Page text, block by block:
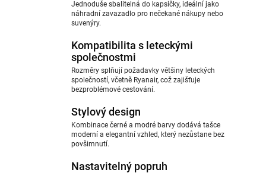
Jednoduše sbalitelná do kapsičky, ideální jako
náhradní zavazadlo pro nečekané nákupy nebo
suvenýry.
Kompatibilita s leteckými
společnostmi
Rozměry splňují požadavky většiny leteckých
společností, včetně Ryanair, což zajišťuje
bezproblémové cestování.
Stylový design
Kombinace černé a modré barvy dodává tašce
moderní a elegantní vzhled, který nezůstane bez
povšimnutí.
Nastavitelný popruh